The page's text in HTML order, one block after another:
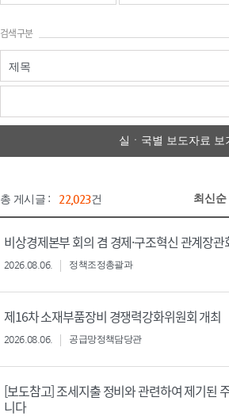
검색구분
제목
실ㆍ국별 보도자료 보
총 게시글 : 22,023건 최신순
비상경제본부 회의 겸 경제·구조혁신 관계장관
2026.08.06. 정책조정총괄과
제16차 소재부품장비 경쟁력강화위원회 개최
2026.08.06. 공급망정책담당관
[보도참고] 조세지출 정비와 관련하여 제기된
니다